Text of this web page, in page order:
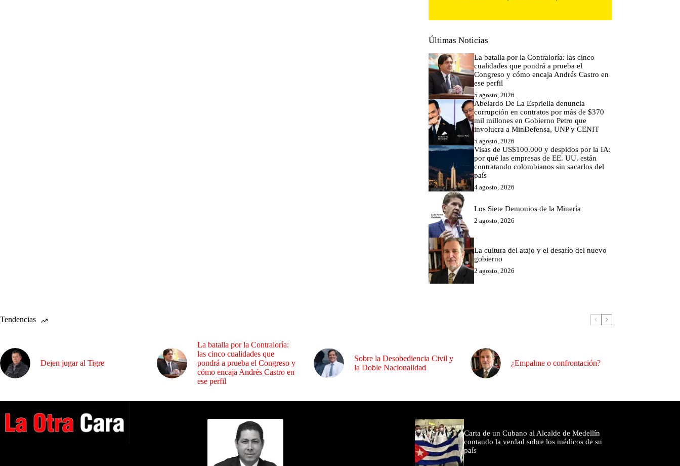
Últimas Noticias
La batalla por la Contraloría: las cinco
cualidades que pondrá a prueba el
Congreso y cómo encaja Andrés Castro en
ese perfil
5 agosto, 2026
Abelardo De La Espriella denuncia
corrupción en contratos por más de $370
mil millones en Gobierno Petro que
involucra a MinDefensa, UNP y CENIT
5 agosto, 2026
Visas de US$100.000 y despidos por la IA:
por qué las empresas de EE. UU. están
contratando colombianos sin sacarlos del
país
4 agosto, 2026
Los Siete Demonios de la Minería
2 agosto, 2026
La cultura del atajo y el desafío del nuevo
gobierno
2 agosto, 2026
Tendencias
Dejen jugar al Tigre
La batalla por la Contraloría:
las cinco cualidades que
pondrá a prueba el Congreso y
cómo encaja Andrés Castro en
ese perfil
Sobre la Desobediencia Civil y
la Doble Nacionalidad
¿Empalme o confrontación?
Carta de un Cubano al Alcalde de Medellín
contando la verdad sobre los médicos de su
país